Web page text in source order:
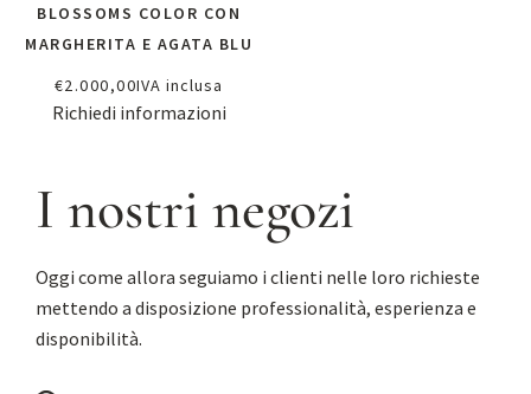
BLOSSOMS COLOR CON
MARGHERITA E AGATA BLU
€2.000,00IVA inclusa
Richiedi informazioni
I nostri negozi
Oggi come allora seguiamo i clienti nelle loro richieste
mettendo a disposizione professionalità, esperienza e
disponibilità.